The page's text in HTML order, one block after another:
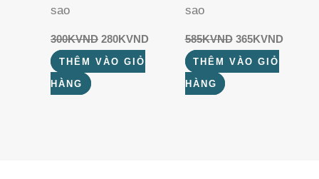
sao
300KVND 280KVND
THÊM VÀO GIỎ
HÀNG
sao
585KVND 365KVND
THÊM VÀO GIỎ
HÀNG